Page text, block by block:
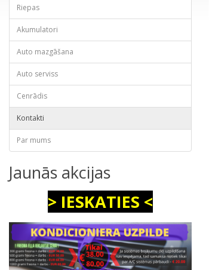
Riepas
Akumulatori
Auto mazgāšana
Auto serviss
Cenrādis
Kontakti
Par mums
Jaunās akcijas
> IESKATIES <